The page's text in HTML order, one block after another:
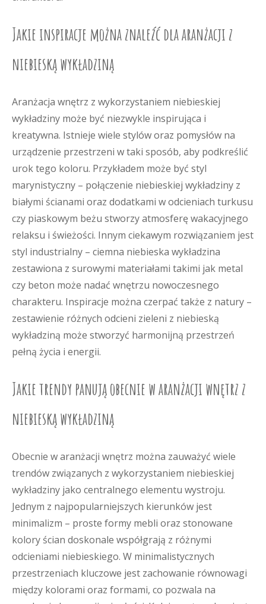
Jakie inspiracje można znaleźć dla aranżacji z
niebieską wykładziną
Aranżacja wnętrz z wykorzystaniem niebieskiej
wykładziny może być niezwykle inspirująca i
kreatywna. Istnieje wiele stylów oraz pomysłów na
urządzenie przestrzeni w taki sposób, aby podkreślić
urok tego koloru. Przykładem może być styl
marynistyczny – połączenie niebieskiej wykładziny z
białymi ścianami oraz dodatkami w odcieniach turkusu
czy piaskowym beżu stworzy atmosferę wakacyjnego
relaksu i świeżości. Innym ciekawym rozwiązaniem jest
styl industrialny – ciemna niebieska wykładzina
zestawiona z surowymi materiałami takimi jak metal
czy beton może nadać wnętrzu nowoczesnego
charakteru. Inspiracje można czerpać także z natury –
zestawienie różnych odcieni zieleni z niebieską
wykładziną może stworzyć harmonijną przestrzeń
pełną życia i energii.
Jakie trendy panują obecnie w aranżacji wnętrz z
niebieską wykładziną
Obecnie w aranżacji wnętrz można zauważyć wiele
trendów związanych z wykorzystaniem niebieskiej
wykładziny jako centralnego elementu wystroju.
Jednym z najpopularniejszych kierunków jest
minimalizm – proste formy mebli oraz stonowane
kolory ścian doskonale współgrają z różnymi
odcieniami niebieskiego. W minimalistycznych
przestrzeniach kluczowe jest zachowanie równowagi
między kolorami oraz formami, co pozwala na